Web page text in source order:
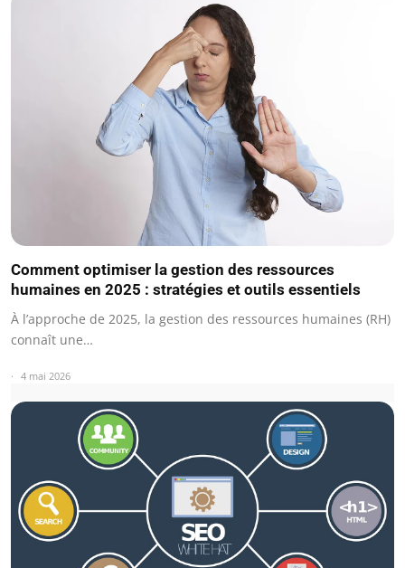
Comment optimiser la gestion des ressources
humaines en 2025 : stratégies et outils essentiels
À l’approche de 2025, la gestion des ressources humaines (RH)
connaît une…
4 mai 2026